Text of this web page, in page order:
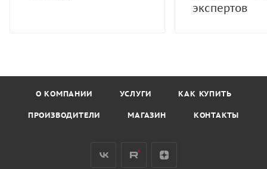
экспертов
О КОМПАНИИ УСЛУГИ КАК КУПИТЬ
ПРОИЗВОДИТЕЛИ МАГАЗИН КОНТАКТЫ